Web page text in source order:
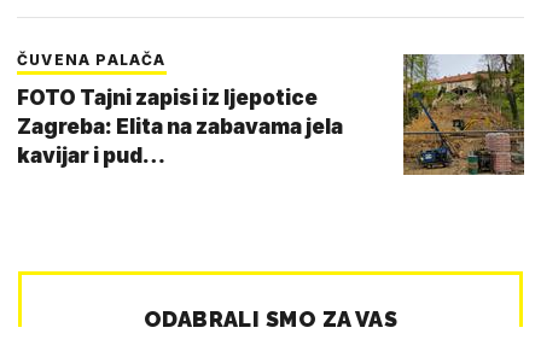
ČUVENA PALAČA
FOTO Tajni zapisi iz ljepotice
Zagreba: Elita na zabavama jela
kavijar i pud…